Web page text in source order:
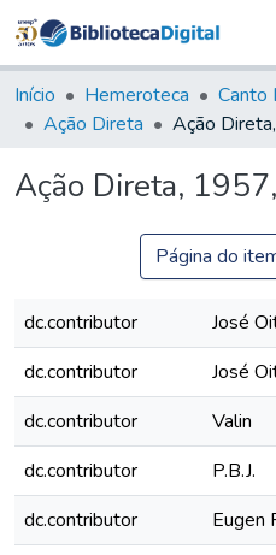
&
Início Hemeroteca
Ação Direta
Ação Direta,
Página do
dc.contributor
José
dc.contributor
José
dc.contributor
Valin
dc.contributor
P.B.J.
dc.contributor
Eugen